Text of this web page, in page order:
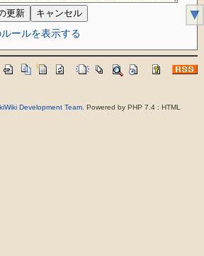
ールを表示する
Development Team. Powered by PHP 7.4 : HTML
▼